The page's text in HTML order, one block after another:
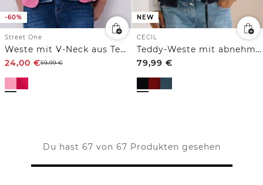
-60%
Street One
Weste mit V-Neck aus Teddy-Material
24,00 €59,99€
NEW
CECIL
Teddy-Weste mit abnehmbarer Kapuze
79,99 €
Du hast 67 von 67 Produkten gesehen